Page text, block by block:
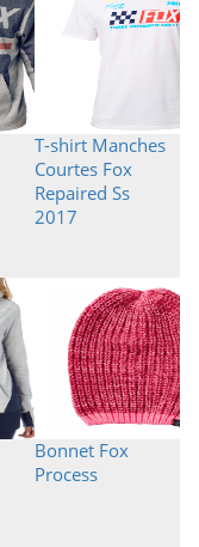
T-shirt Manches
Courtes Fox
Repaired Ss
2017
Bonnet Fox
Process